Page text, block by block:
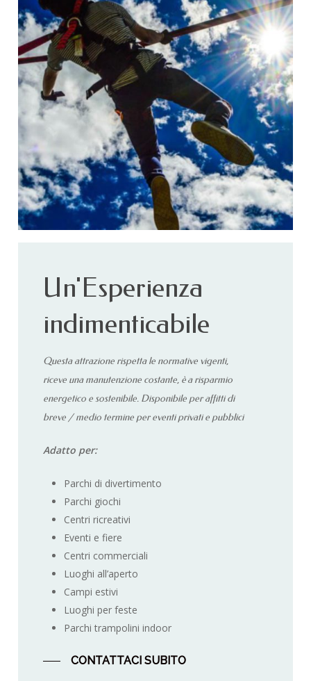
Un'Esperienza
indimenticabile
Questa attrazione rispetta le normative vigenti,
riceve una manutenzione costante, è a risparmio
energetico e sostenibile. Disponibile per affitti di
breve / medio termine per eventi privati e pubblici
Adatto per:
Parchi di divertimento
Parchi giochi
Centri ricreativi
Eventi e fiere
Centri commerciali
Luoghi all’aperto
Campi estivi
Luoghi per feste
Parchi trampolini indoor
CONTATTACI SUBITO